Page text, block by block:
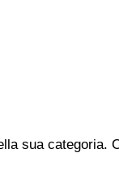
sua categoria.